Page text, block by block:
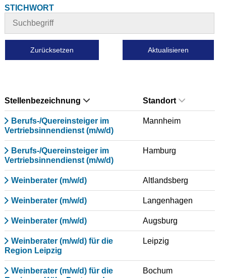
STICHWORT
Zurücksetzen Aktualisieren
Stellenbezeichnung Standort
Berufs-/Quereinsteiger im
Vertriebsinnendienst (m/w/d)
Mannheim
Berufs-/Quereinsteiger im
Vertriebsinnendienst (m/w/d)
Hamburg
Weinberater (m/w/d) Altlandsberg
Weinberater (m/w/d) Langenhagen
Weinberater (m/w/d) Augsburg
Weinberater (m/w/d) für die
Region Leipzig
Leipzig
Weinberater (m/w/d) für die
Bochum